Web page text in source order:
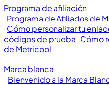
Programa de afiliación
Programa de Afiliados de
Cómo personalizar tu
códigos de prueba Cómo
de Metricool
Marca blanca
Bienvenido a la Marca